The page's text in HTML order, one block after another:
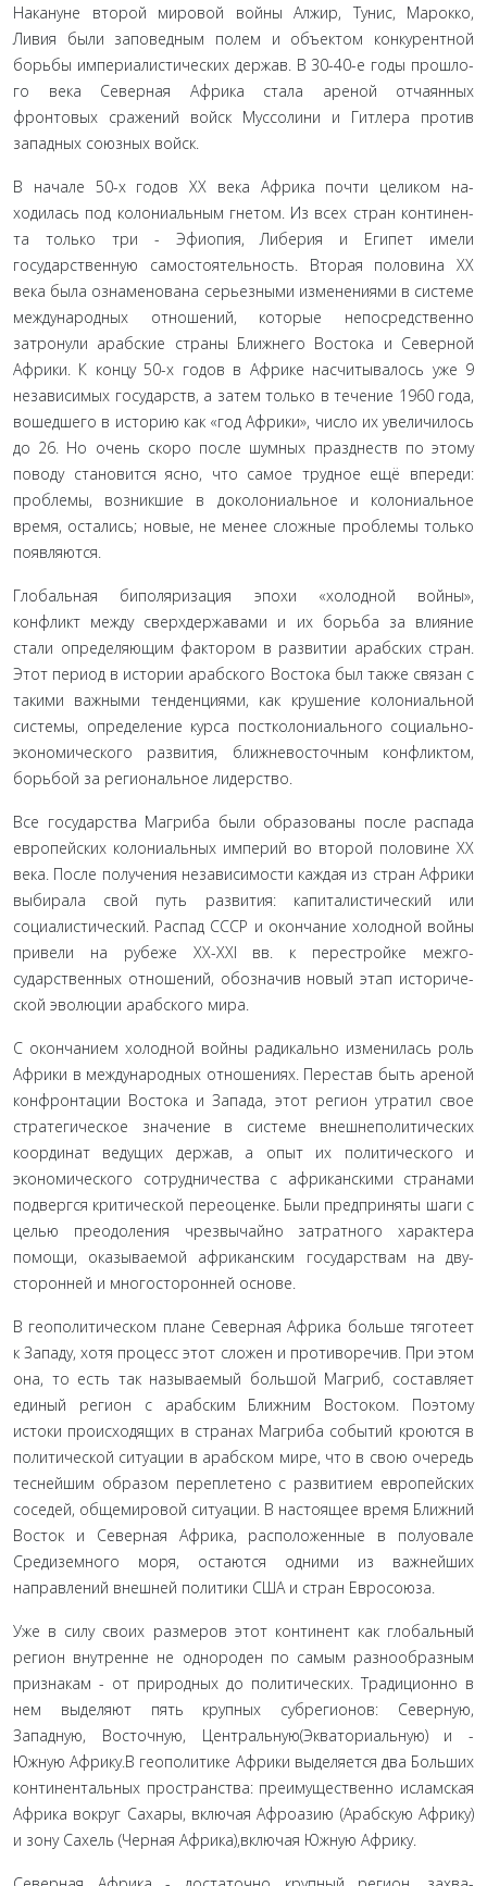
Накануне второй мировой войны Алжир, Тунис, Марок­ко,
Ливия были заповедным полем и объектом конкурентной
борьбы империалистических держав. В 30-40-е годы прошло­
го века Северная Африка стала ареной отчаянных
фронтовых сражений войск Муссолини и Гитлера против
западных со­юзных войск.
В начале 50-х годов XX века Африка почти целиком на­
ходилась под колониальным гнетом. Из всех стран континен­
та только три - Эфиопия, Либерия и Египет имели
государственную самостоятельность. Вторая половина XX
века была ознаменована серьезными изменениями в системе
между­народных отношений, которые непосредственно
затронули арабские страны Ближнего Востока и Северной
Африки. К концу 50-х годов в Африке насчитывалось уже 9
независи­мых государств, а затем только в течение 1960 года,
вошедше­го в историю как «год Африки», число их увеличилось
до 26. Но очень скоро после шумных празднеств по этому
поводу становится ясно, что самое трудное ещё впереди:
пробле­мы, возникшие в доколониальное и колониальное
время, остались; новые, не менее сложные проблемы только
по­являются.
Глобальная биполяризация эпохи «холодной войны»,
конфликт между сверхдержавами и их борьба за влияние
стали определяющим фактором в развитии арабских стран.
Этот период в истории арабского Востока был также связан с
такими важными тенденциями, как крушение колониальной
системы, определение курса постколониального социально­
экономического развития, ближневосточным конфликтом,
борьбой за региональное лидерство.
Все государства Магриба были образованы после распа­да
европейских колониальных империй во второй половине ХХ
века. После получения независимости каждая из стран Африки
выбирала свой путь развития: капиталистический или
социалистический. Распад СССР и окончание холодной войны
привели на рубеже XX-XXI вв. к перестройке межго­
сударственных отношений, обозначив новый этап историче­
ской эволюции арабского мира.
С окончанием холодной войны радикально изменилась роль
Африки в международных отношениях. Перестав быть ареной
конфронтации Востока и Запада, этот регион утра­тил свое
стратегическое значение в системе внешнеполити­ческих
координат ведущих держав, а опыт их политического и
экономического сотрудничества с африканскими страна­ми
подвергся критической переоценке. Были предприняты шаги с
целью преодоления чрезвычайно затратного характе­ра
помощи, оказываемой африканским государствам на дву­
сторонней и многосторонней основе.
В геополитическом плане Северная Африка больше тя­готеет
к Западу, хотя процесс этот сложен и противоречив. При этом
она, то есть так называемый большой Магриб, составляет
единый регион с арабским Ближним Востоком. Поэтому
истоки происходящих в странах Магриба событий кроются в
политической ситуации в арабском мире, что в свою очередь
теснейшим образом переплетено с развитием европейских
соседей, общемировой ситуации. В настоящее время Ближний
Восток и Северная Африка, расположенные в полуовале
Средиземного моря, остаются одними из важ­нейших
направлений внешней политики США и стран Ев­росоюза.
Уже в силу своих размеров этот континент как глобаль­ный
регион внутренне не однороден по самым разнообраз­ным
признакам - от природных до политических. Традици­онно в
нем выделяют пять крупных субрегионов: Северную,
Западную, Восточную, Центральную(Экваториальную) и -
Южную Африку.В геополитике Африки выделяется два Больших
континентальных пространства: преимуществен­но исламская
Африка вокруг Сахары, включая Афроазию (Арабскую Африку)
и зону Сахель (Черная Африка),включая Южную Африку.